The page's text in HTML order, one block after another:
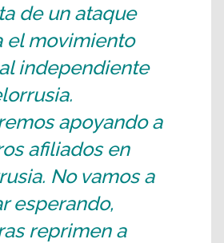
de un ataque
el movimiento
independiente
apoyando a
afiliados en
No vamos a
esperando,
reprimen a